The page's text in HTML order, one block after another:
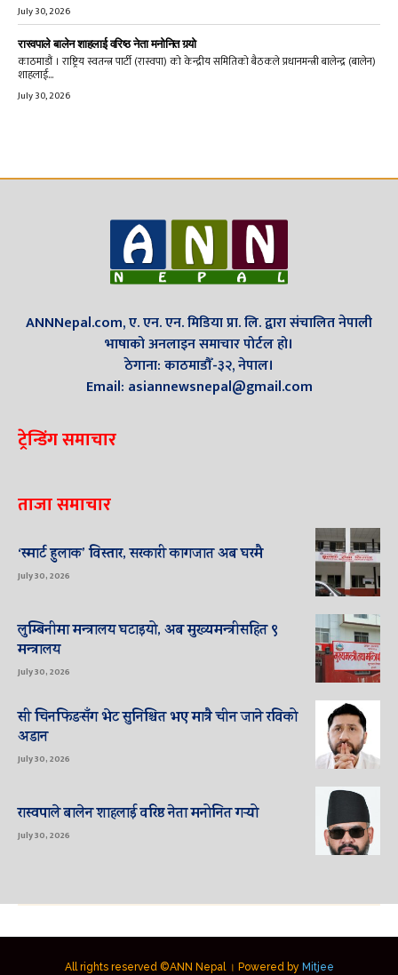
July 30, 2026
रास्वपाले बालेन शाहलाई वरिष्ठ नेता मनोनित गर्‍यो
काठमाडौं । राष्ट्रिय स्वतन्त्र पार्टी (रास्वपा) को केन्द्रीय समितिको बैठकले प्रधानमन्त्री बालेन्द्र (बालेन)
शाहलाई...
July 30, 2026
ANNNepal.com, ए. एन. एन. मिडिया प्रा. लि. द्वारा संचालित नेपाली
भाषाको अनलाइन समाचार पोर्टल हो।
ठेगाना: काठमाडौँ-३२, नेपाल।
Email: asiannewsnepal@gmail.com
ट्रेन्डिंग समाचार
ताजा समाचार
‘स्मार्ट हुलाक’ विस्तार, सरकारी कागजात अब घरमै
July 30, 2026
लुम्बिनीमा मन्त्रालय घटाइयो, अब मुख्यमन्त्रीसहित ९
मन्त्रालय
July 30, 2026
सी चिनफिङसँग भेट सुनिश्चित भए मात्रै चीन जाने रविको
अडान
July 30, 2026
रास्वपाले बालेन शाहलाई वरिष्ठ नेता मनोनित गर्‍यो
July 30, 2026
All rights reserved ©ANN Nepal । Powered by Mitjee